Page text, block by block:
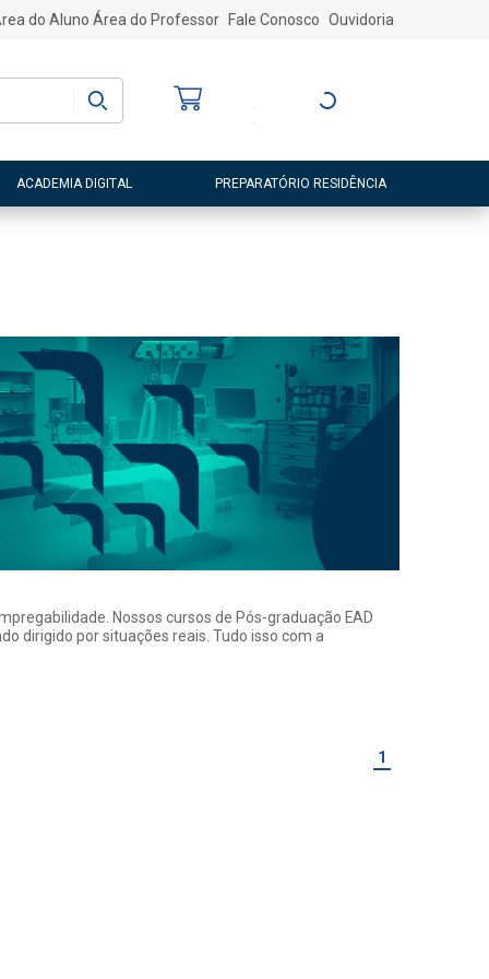
do Aluno Área do Professor Fale Conosco Ouvidoria
Entre ou Cadastre-
ACADEMIA DIGITAL PREPARATÓRIO RESIDÊNCIA
Nossos cursos de Pós-graduação EAD
dirigido por situações reais. Tudo isso com a
1